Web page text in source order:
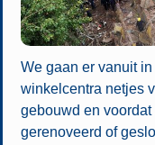
We gaan er vanuit
winkelcentra netjes
gebouwd en
gerenoveerd of